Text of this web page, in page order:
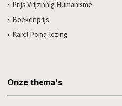
Prijs Vrijzinnig Humanisme
Boekenprijs
Karel Poma-lezing
Onze thema's